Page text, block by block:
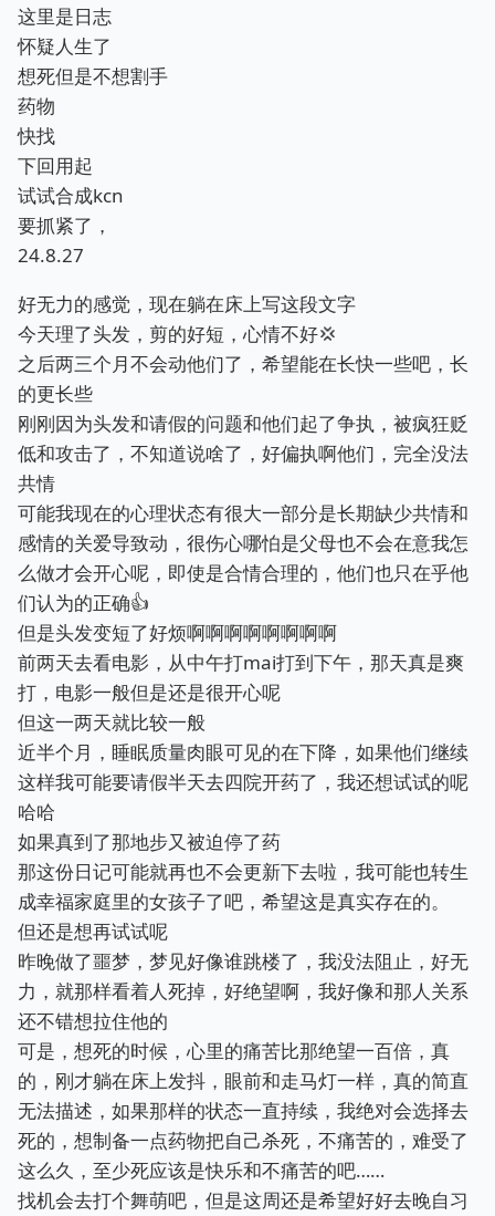
这里是日志
怀疑人生了
想死但是不想割手
药物
快找
下回用起
试试合成kcn
要抓紧了，
24.8.27
好无力的感觉，现在躺在床上写这段文字
今天理了头发，剪的好短，心情不好💢
之后两三个月不会动他们了，希望能在长快一些吧，长
的更长些
刚刚因为头发和请假的问题和他们起了争执，被疯狂贬
低和攻击了，不知道说啥了，好偏执啊他们，完全没法
共情
可能我现在的心理状态有很大一部分是长期缺少共情和
感情的关爱导致动，很伤心哪怕是父母也不会在意我怎
么做才会开心呢，即使是合情合理的，他们也只在乎他
们认为的正确👍
但是头发变短了好烦啊啊啊啊啊啊啊啊
前两天去看电影，从中午打mai打到下午，那天真是爽
打，电影一般但是还是很开心呢
但这一两天就比较一般
近半个月，睡眠质量肉眼可见的在下降，如果他们继续
这样我可能要请假半天去四院开药了，我还想试试的呢
哈哈
如果真到了那地步又被迫停了药
那这份日记可能就再也不会更新下去啦，我可能也转生
成幸福家庭里的女孩子了吧，希望这是真实存在的。
但还是想再试试呢
昨晚做了噩梦，梦见好像谁跳楼了，我没法阻止，好无
力，就那样看着人死掉，好绝望啊，我好像和那人关系
还不错想拉住他的
可是，想死的时候，心里的痛苦比那绝望一百倍，真
的，刚才躺在床上发抖，眼前和走马灯一样，真的简直
无法描述，如果那样的状态一直持续，我绝对会选择去
死的，想制备一点药物把自己杀死，不痛苦的，难受了
这么久，至少死应该是快乐和不痛苦的吧……
找机会去打个舞萌吧，但是这周还是希望好好去晚自习